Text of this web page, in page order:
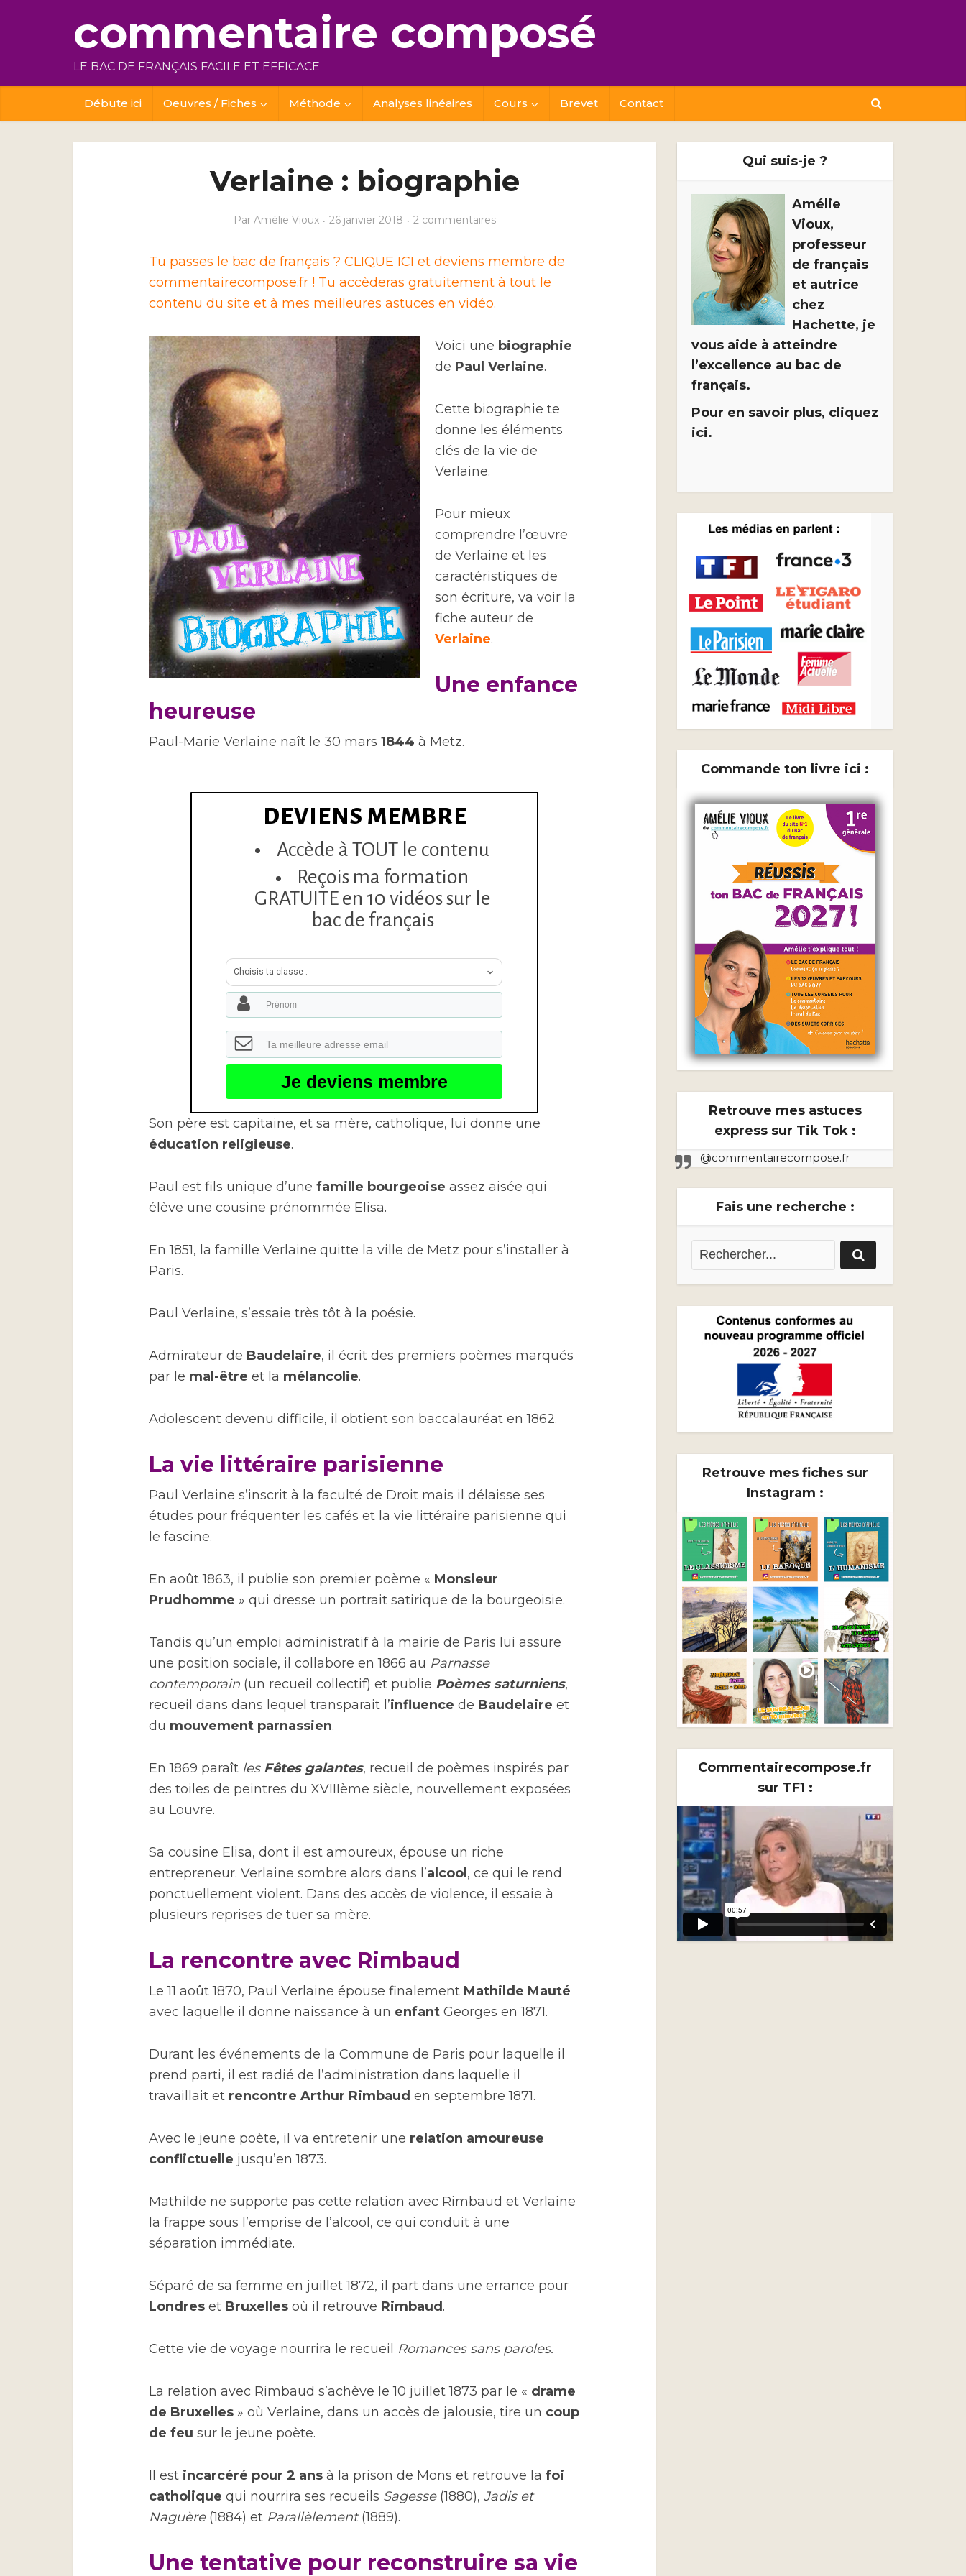
commentaire composé
LE BAC DE FRANÇAIS FACILE ET EFFICACE
Débute ici Oeuvres / Fiches Méthode Analyses linéaires Cours Brevet Contact
Verlaine : biographie
Par Amélie Vioux 26 janvier 2018 2 commentaires
Tu passes le bac de français ? CLIQUE ICI et deviens membre de
commentairecompose.fr ! Tu accèderas gratuitement à tout le
contenu du site et à mes meilleures astuces en vidéo.
Voici une biographie
de Paul Verlaine.
Cette biographie te
donne les éléments
clés de la vie de
Verlaine.
Pour mieux
comprendre l’œuvre
de Verlaine et les
caractéristiques de
son écriture, va voir la
fiche auteur de
Verlaine.
Une enfance
heureuse
Paul-Marie Verlaine naît le 30 mars 1844 à Metz.
DEVIENS MEMBRE
Accède à TOUT le contenu
Reçois ma formation
GRATUITE en 10 vidéos sur le
bac de français
Choisis ta classe :
Je deviens membre
Son père est capitaine, et sa mère, catholique, lui donne une
éducation religieuse.
Paul est fils unique d’une famille bourgeoise assez aisée qui
élève une cousine prénommée Elisa.
En 1851, la famille Verlaine quitte la ville de Metz pour s’installer à
Paris.
Paul Verlaine, s’essaie très tôt à la poésie.
Admirateur de Baudelaire, il écrit des premiers poèmes marqués
par le mal-être et la mélancolie.
Adolescent devenu difficile, il obtient son baccalauréat en 1862.
La vie littéraire parisienne
Paul Verlaine s’inscrit à la faculté de Droit mais il délaisse ses
études pour fréquenter les cafés et la vie littéraire parisienne qui
le fascine.
En août 1863, il publie son premier poème « Monsieur
Prudhomme » qui dresse un portrait satirique de la bourgeoisie.
Tandis qu’un emploi administratif à la mairie de Paris lui assure
une position sociale, il collabore en 1866 au Parnasse
contemporain (un recueil collectif) et publie Poèmes saturniens,
recueil dans dans lequel transparait l’influence de Baudelaire et
du mouvement parnassien.
En 1869 paraît les Fêtes galantes, recueil de poèmes inspirés par
des toiles de peintres du XVIIIème siècle, nouvellement exposées
au Louvre.
Sa cousine Elisa, dont il est amoureux, épouse un riche
entrepreneur. Verlaine sombre alors dans l’alcool , ce qui le rend
ponctuellement violent. Dans des accès de violence, il essaie à
plusieurs reprises de tuer sa mère.
La rencontre avec Rimbaud
Le 11 août 1870, Paul Verlaine épouse finalement Mathilde Mauté
avec laquelle il donne naissance à un enfant Georges en 1871.
Durant les événements de la Commune de Paris pour laquelle il
prend parti, il est radié de l’administration dans laquelle il
travaillait et rencontre Arthur Rimbaud en septembre 1871.
Avec le jeune poète, il va entretenir une relation amoureuse
conflictuelle jusqu’en 1873.
Mathilde ne supporte pas cette relation avec Rimbaud et Verlaine
la frappe sous l’emprise de l’alcool, ce qui conduit à une
séparation immédiate.
Séparé de sa femme en juillet 1872, il part dans une errance pour
Londres et Bruxelles où il retrouve Rimbaud .
Cette vie de voyage nourrira le recueil Romances sans paroles.
La relation avec Rimbaud s’achève le 10 juillet 1873 par le « drame
de Bruxelles » où Verlaine, dans un accès de jalousie, tire un coup
de feu sur le jeune poète.
Il est incarcéré pour 2 ans à la prison de Mons et retrouve la foi
catholique qui nourrira ses recueils Sagesse(1880), Jadis et
Naguère(1884) et Parallèlement(1889).
Une tentative pour reconstruire sa vie
Qui suis-je ?
Amélie
Vioux,
professeur
de français
et autrice
chez
Hachette, je
vous aide à atteindre
l’excellence au bac de
français.
Pour en savoir plus, cliquez
ici.
Commande ton livre ici :
Retrouve mes astuces
express sur Tik Tok :
@commentairecompose.fr
Fais une recherche :
Retrouve mes fiches sur
Instagram :
Commentairecompose.fr
sur TF1 :